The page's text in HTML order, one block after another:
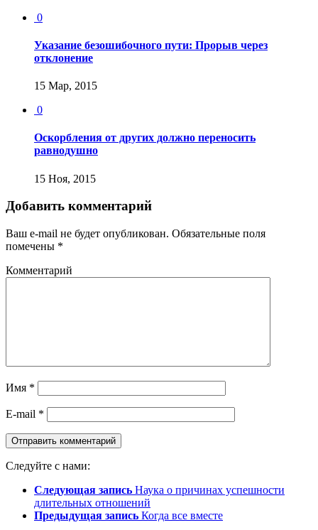
0
Указание безошибочного пути: Прорыв через
отклонение
15 Мар, 2015
0
Оскорбления от других должно переносить
равнодушно
15 Ноя, 2015
Добавить комментарий
Ваш e-mail не будет опубликован. Обязательные поля
помечены *
Комментарий
Имя *
E-mail *
Следуйте с нами:
Следующая запись Наука о причинах успешности
длительных отношений
Предыдущая запись Когда все вместе